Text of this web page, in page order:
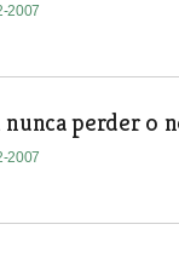
2007
nunca perder o
2007